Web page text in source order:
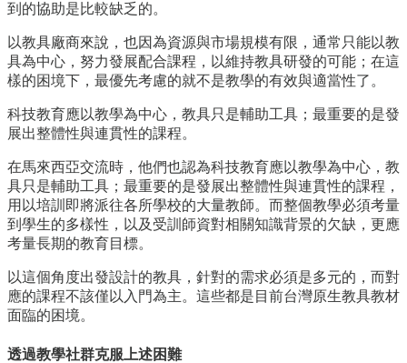
到的協助是比較缺乏的。
以教具廠商來說，也因為資源與市場規模有限，通常只能以教
具為中心，努力發展配合課程，以維持教具研發的可能；在這
樣的困境下，最優先考慮的就不是教學的有效與適當性了。
科技教育應以教學為中心，教具只是輔助工具；最重要的是發
展出整體性與連貫性的課程。
在馬來西亞交流時，他們也認為科技教育應以教學為中心，教
具只是輔助工具；最重要的是發展出整體性與連貫性的課程，
用以培訓即將派往各所學校的大量教師。而整個教學必須考量
到學生的多樣性，以及受訓師資對相關知識背景的欠缺，更應
考量長期的教育目標。
以這個角度出發設計的教具，針對的需求必須是多元的，而對
應的課程不該僅以入門為主。這些都是目前台灣原生教具教材
面臨的困境。
透過教學社群克服上述困難